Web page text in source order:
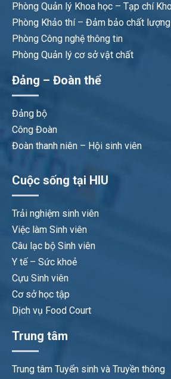
Phòng Quản lý Khoa học – Tạp chí
Phòng Khảo thí – Đảm bảo chất lượng
Phòng Công nghệ thông tin
Phòng Quản lý cơ sở vật chất
Đảng – Đoàn thể
Đảng bộ
Công Đoàn
Đoàn thanh niên – Hội sinh viên
Cuộc sống tại HIU
Trải nghiệm sinh viên
Việc làm Sinh viên
Câu lạc bộ Sinh viên
Y tế – Sức khoẻ
Cựu Sinh viên
Cơ sở học tập
Dịch vụ Food Court
Trung tâm
Trung tâm Tuyển sinh và Truyền thông